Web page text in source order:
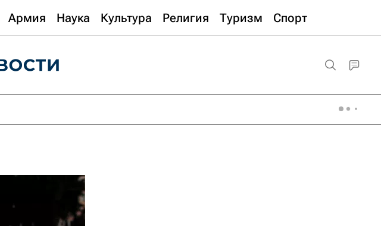
Армия Наука Культура Религия Туризм Спорт